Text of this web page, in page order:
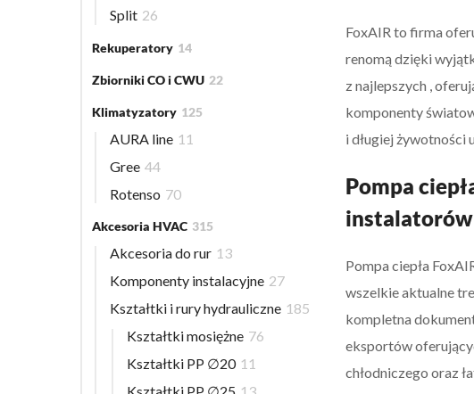
FoxAIR to firma
renomą dzięki
z najlepszych ,
komponenty
i długiej żywotności
Pompa
instalatorów
Pompa ciepła
wszelkie aktualne
kompletna
eksportów
chłodniczego oraz
Split 26
Rekuperatory 14
Zbiorniki CO i CWU 22
Klimatyzatory 125
AURA line 11
Gree 44
Rotenso 70
Akcesoria HVAC 315
Akcesoria do rur 13
Komponenty instalacyjne 27
Kształtki i rury hydrauliczne 185
Kształtki mosiężne 76
Kształtki PP ∅20 11